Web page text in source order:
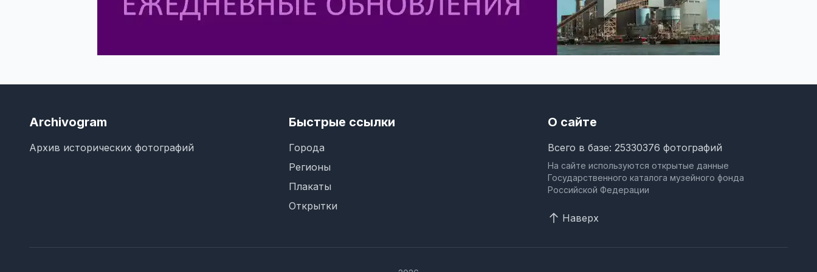
Archivogram
Архив исторических фотографий
Быстрые ссылки
Города
Регионы
Плакаты
Открытки
О сайте
Всего в базе: 25330376 фотографий
На сайте используются открытые данные
Государственного каталога музейного фонда
Российской Федерации
Наверх